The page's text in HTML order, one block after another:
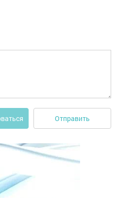
Отправить